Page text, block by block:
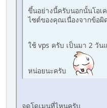
ขึ้นอย่างนี้ครับนอกนั้นโอเ
ไซต์ของคุณเนื่องจากข้อผิ
ใช้ vps ครับ เป็นมา 2 วัน
หน่อยนะครับ
จดโดเมนที่ไหนครับ